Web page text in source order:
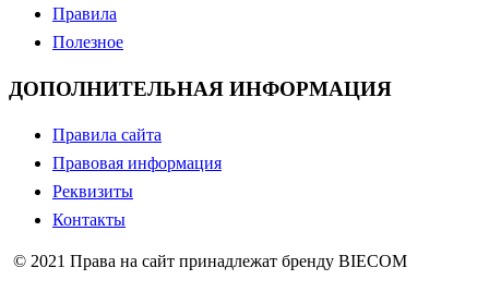
Правила
Полезное
ДОПОЛНИТЕЛЬНАЯ ИНФОРМАЦИЯ
Правила сайта
Правовая информация
Реквизиты
Контакты
© 2021 Права на сайт принадлежат бренду BIECOM